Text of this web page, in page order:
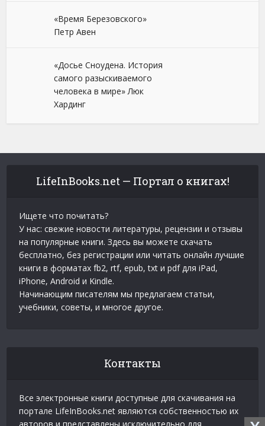
«Время Березовского»
Петр Авен
«Досье Сноудена. История
самого разыскиваемого
человека в мире» Люк
Хардинг
LifeInBooks.net — Портал о книгах!
Ищете что почитать?
У нас: свежие новости литературы, рецензии и отзывы
на популярные книги. Здесь вы можете скачать
бесплатно, без регистрации или читать онлайн лучшие
книги в форматах fb2, rtf, epub, txt и pdf для iPad,
iPhone, Android и Kindle.
Начинающим писателям мы предлагаем статьи,
учебники, советы, и многое другое.
Контакты
Все электронные книги доступные для скачивания на
портале LifeInBooks.net являются собственностью их